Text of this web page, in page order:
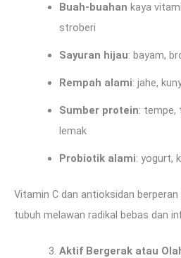
Buah-buahan kaya
stroberi
Sayuran hijau: bayam,
Rempah alami: jahe,
Sumber protein: tempe,
lemak
Probiotik alami: yogurt,
Vitamin C dan antioksidan
tubuh melawan radikal bebas dan
Aktif Bergerak atau